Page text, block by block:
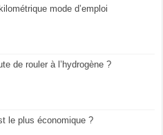
mode d’emploi
de rouler à l’hydrogène ?
le plus économique ?